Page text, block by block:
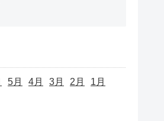
5月 4月 3月 2月 1月